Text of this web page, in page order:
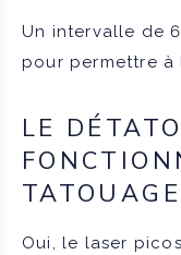
Un intervalle de
pour permettre à
LE
Oui, le laser